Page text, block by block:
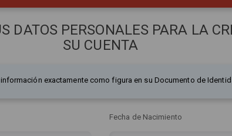
DATOS PERSONALES PARA LA
SU CUENTA
exactamente como figura en su Documento de
Fecha de Nacimiento